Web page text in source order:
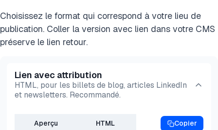
Choisissez le format qui correspond à votre lieu de
publication. Coller la version avec lien dans votre CMS
préserve le lien retour.
Lien avec attribution
HTML, pour les billets de blog, articles LinkedIn
et newsletters. Recommandé.
Aperçu HTML Copier